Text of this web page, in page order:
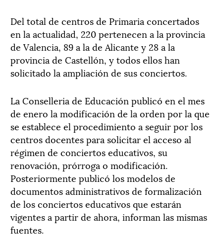
Del total de centros de Primaria concertados
en la actualidad, 220 pertenecen a la provincia
de Valencia, 89 a la de Alicante y 28 a la
provincia de Castellón, y todos ellos han
solicitado la ampliación de sus conciertos.
La Conselleria de Educación publicó en el mes
de enero la modificación de la orden por la que
se establece el procedimiento a seguir por los
centros docentes para solicitar el acceso al
régimen de conciertos educativos, su
renovación, prórroga o modificación.
Posteriormente publicó los modelos de
documentos administrativos de formalización
de los conciertos educativos que estarán
vigentes a partir de ahora, informan las mismas
fuentes.